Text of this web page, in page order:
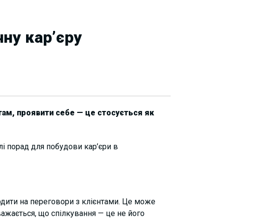
кар’єру
проявити себе — це стосується як
порад для побудови кар’єри в
на переговори з клієнтами. Це може
що спілкування — це не його